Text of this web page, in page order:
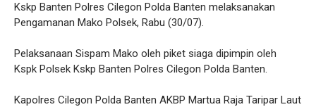
Kskp Banten Polres Cilegon Polda Banten melaksanakan
Pengamanan Mako Polsek, Rabu (30/07).
Pelaksanaan Sispam Mako oleh piket siaga dipimpin oleh
Kspk Polsek Kskp Banten Polres Cilegon Polda Banten.
Kapolres Cilegon Polda Banten AKBP Martua Raja Taripar Laut